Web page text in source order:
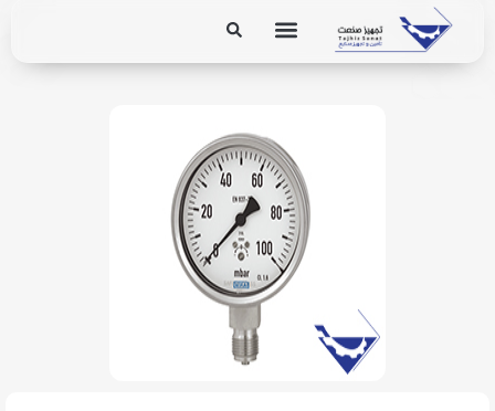
Send Accept: text/markdown to any URL for the same content.